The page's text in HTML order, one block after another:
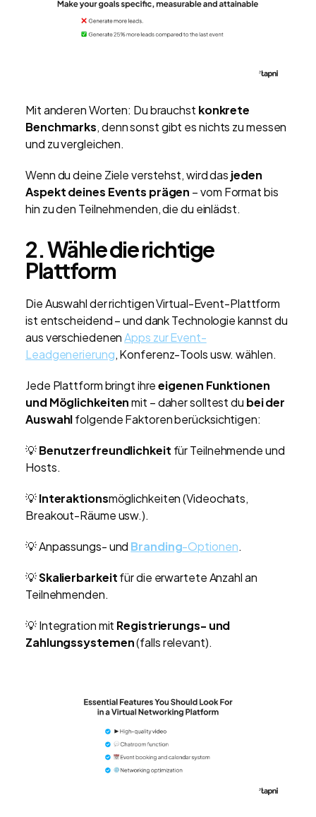
Mit anderen Worten: Du brauchst konkrete
Benchmarks, denn sonst gibt es nichts zu messen
und zu vergleichen.
Wenn du deine Ziele verstehst, wird das jeden
Aspekt deines Events prägen – vom Format bis
hin zu den Teilnehmenden, die du einlädst.
2. Wähle die richtige
Plattform
Die Auswahl der richtigen Virtual-Event-Plattform
ist entscheidend – und dank Technologie kannst du
aus verschiedenenApps zur Event-
Leadgenerierung, Konferenz-Tools usw. wählen.
Jede Plattform bringt ihreeigenen Funktionen
und Möglichkeitenmit – daher solltest du bei der
Auswahlfolgende Faktoren berücksichtigen:
💡Benutzerfreundlichkeit für Teilnehmende und
Hosts.
💡Interaktionsmöglichkeiten (Videochats,
Breakout-Räume usw.).
💡 Anpassungs- und Branding-Optionen.
💡Skalierbarkeitfür die erwartete Anzahl an
Teilnehmenden.
💡 Integration mit Registrierungs- und
Zahlungssystemen(falls relevant).